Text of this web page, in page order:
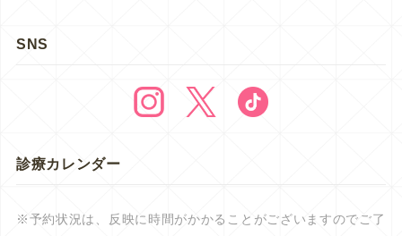
SNS
診療カレンダー
※予約状況は、反映に時間がかかることがございますのでご了